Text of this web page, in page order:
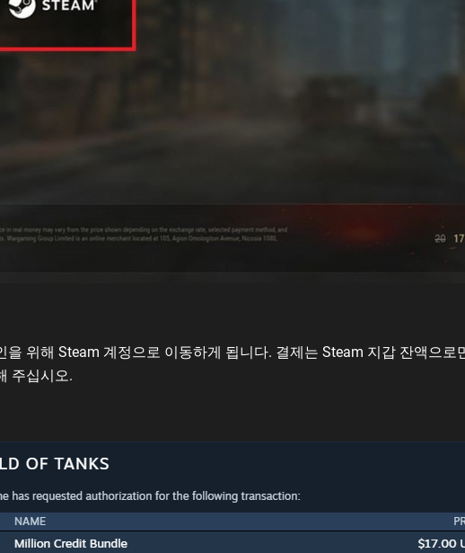
을 위해 Steam 계정으로 이동하게 됩니다. 결제는 Steam 지갑 잔액으로
주십시오.